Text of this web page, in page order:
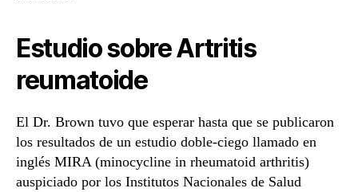
Estudio sobre Artritis
reumatoide
El Dr. Brown tuvo que esperar hasta que se publicaron
los resultados de un estudio doble-ciego llamado en
inglés MIRA (minocycline in rheumatoid arthritis)
auspiciado por los Institutos Nacionales de Salud